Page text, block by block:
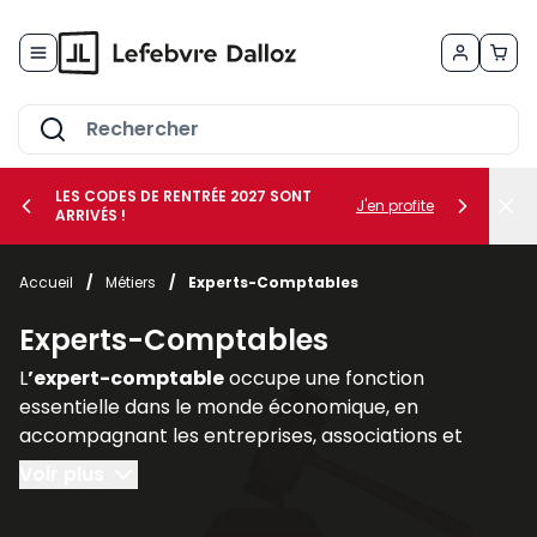
le sous-menu Vos métiers
le sous-menu Vos besoins
LES CODES DE RENTRÉE 2027 SONT
ARRIVÉS !
J'en profite
Accueil / Métiers / Experts-Comptables
Experts-Comptables
L’expert-comptableoccupe une fonction
essentielle dans le monde économique, en
accompagnant les entreprises, associations et
professions libérales dans la
obligations comptables, fiscales, sociales et